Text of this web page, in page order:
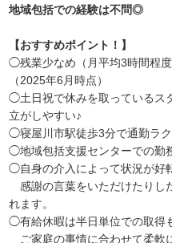
地域包括での経験は不問◎
【おすすめポイント！】
◯残業少なめ（月平均3時間程
（2025年6月時点）
◯土日祝で休みを取っているス
立がしやすい♪
◯寝屋川市駅徒歩3分で通勤ラク
◯地域包括支援センターでの勤
◯自身の介入によって状況が好
感謝の言葉をいただけたりし
れます。
◯有給休暇は半日単位での取得
ご家庭の事情に合わせて柔軟